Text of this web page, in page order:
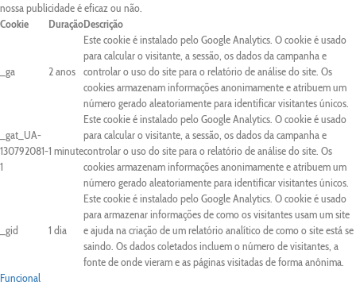
nossa publicidade é eficaz ou não.
Cookie
DuraçãoDescrição
_ga 2 anos
Este cookie é instalado pelo Google Analytics. O cookie é usado
para calcular o visitante, a sessão, os dados da campanha e
controlar o uso do site para o relatório de análise do site. Os
cookies armazenam informações anonimamente e atribuem um
número gerado aleatoriamente para identificar visitantes únicos.
_gat_UA-
130792081-
1
1 minute
Este cookie é instalado pelo Google Analytics. O cookie é usado
para calcular o visitante, a sessão, os dados da campanha e
controlar o uso do site para o relatório de análise do site. Os
cookies armazenam informações anonimamente e atribuem um
número gerado aleatoriamente para identificar visitantes únicos.
_gid 1 dia
Este cookie é instalado pelo Google Analytics. O cookie é usado
para armazenar informações de como os visitantes usam um site
e ajuda na criação de um relatório analítico de como o site está se
saindo. Os dados coletados incluem o número de visitantes, a
fonte de onde vieram e as páginas visitadas de forma anônima.
Funcional